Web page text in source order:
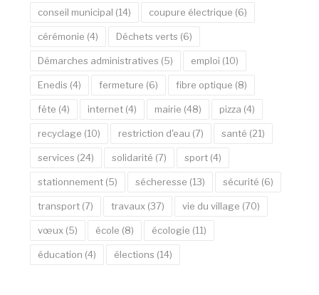
conseil municipal (14) coupure électrique (6)
cérémonie (4) Déchets verts (6)
Démarches administratives (5) emploi (10)
Enedis (4) fermeture (6) fibre optique (8)
fête (4) internet (4) mairie (48) pizza (4)
recyclage (10) restriction d'eau (7) santé (21)
services (24) solidarité (7) sport (4)
stationnement (5) sécheresse (13) sécurité (6)
transport (7) travaux (37) vie du village (70)
vœux (5) école (8) écologie (11)
éducation (4) élections (14)